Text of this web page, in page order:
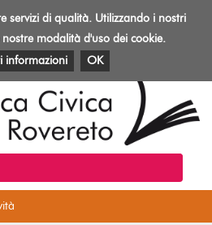
Toggle
PATRIMONIO E RISORSE
servizi di qualità. Utilizzando i nostri
nostre modalità d'uso dei cookie.
informazioni
OK